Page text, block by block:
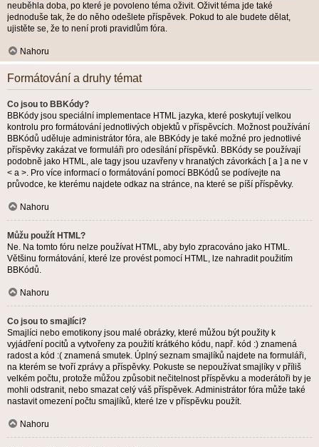
neuběhla doba, po které je povoleno téma oživit. Oživit téma jde také
jednoduše tak, že do něho odešlete příspěvek. Pokud to ale budete dělat,
ujistěte se, že to není proti pravidlům fóra.
Nahoru
Formátování a druhy témat
Co jsou to BBKódy?
BBKódy jsou speciální implementace HTML jazyka, které poskytují velkou
kontrolu pro formátování jednotlivých objektů v příspěvcích. Možnost používání
BBKódů uděluje administrátor fóra, ale BBKódy je také možné pro jednotlivé
příspěvky zakázat ve formuláři pro odesílání příspěvků. BBKódy se používají
podobně jako HTML, ale tagy jsou uzavřeny v hranatých závorkách [ a ] a ne v
< a >. Pro více informací o formátování pomocí BBKódů se podívejte na
průvodce, ke kterému najdete odkaz na stránce, na které se píší příspěvky.
Nahoru
Můžu použít HTML?
Ne. Na tomto fóru nelze používat HTML, aby bylo zpracováno jako HTML.
Většinu formátování, které lze provést pomocí HTML, lze nahradit použitím
BBKódů.
Nahoru
Co jsou to smajlíci?
Smajlíci nebo emotikony jsou malé obrázky, které můžou být použity k
vyjádření pocitů a vytvořeny za použití krátkého kódu, např. kód :) znamená
radost a kód :( znamená smutek. Úplný seznam smajlíků najdete na formuláři,
na kterém se tvoří zprávy a příspěvky. Pokuste se nepoužívat smajlíky v příliš
velkém počtu, protože můžou způsobit nečitelnost příspěvku a moderátoři by je
mohli odstranit, nebo smazat celý váš příspěvek. Administrátor fóra může také
nastavit omezení počtu smajlíků, které lze v příspěvku použít.
Nahoru